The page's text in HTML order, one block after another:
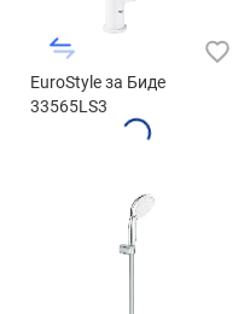
EuroStyle за Биде
33565LS3